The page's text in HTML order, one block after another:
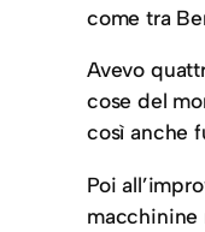
come tra
Avevo
cose del
così anche
Poi